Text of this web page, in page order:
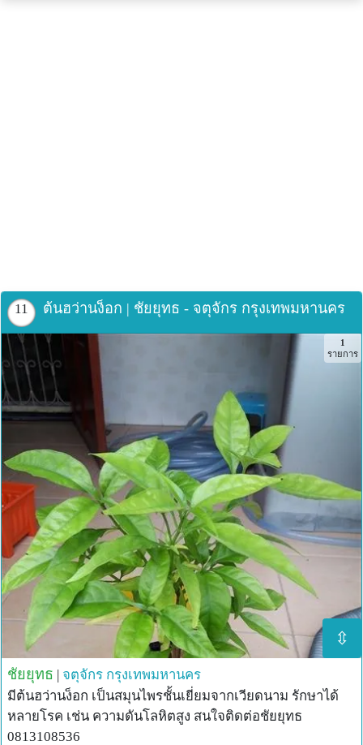
4. รักษาอาการทางเดินอาหารไม่ปกติ
5. รักษาอาการโรคกระเพาะอาหารโรคเลือดออกในลำไส้เกี่ยว
กับกระเพาะปัสสาวะ
6. รักษาอาการคอพอกตับอักเสบ
7. รักษาอาการไตอักเสบ ปัสสาวะเป็นเลือด ปัสสาวะขุ่นข้น
8. รักษาอาการโรคมะเร็งปอด มีอาการปวดต่าง ๆ โดยไม่
ทราบสาเหตุ ให้รับประทานต่อไป 100-200 ใบ อาการจะ
9. รักษาโรคตาทุกชนิด เช่น ตาแดง ตาต้อตาห้อเลือด
10. รักษาอาการมดลูกหย่อนของหญิงคลอดบุตรใหม่ ได้ผลดี
ช่วยให้มดลูกเข้าอู่
11. รักษาโรคความดันโลหิตสูง ความดันโลหิตต่ำโรคประสาท
อ่อน ๆ (เพื่อเป็นการสนับสนุนเหตุผลโรคความดันโลหิตสูง ซึ่ง
ผู้เขียนก็เป็นจึงกินเข้าไปครั้งละ 5 ใบ เช้า-เย็น 1 วัน อาการ
หน้ามืดหนักหัวหายไป รู้สึกสบายเบาสมอง)
12. สามารถใช้กับสัตว์ได้จากเอกสารระบุว่าใช้กับไก่ชนหลัง
จากชนไก่แล้ว ต้องการให้ไก่ฟื้นจากอาการบาดเจ็บให้ไก่กิน
ใบของต้นสมุนไพรฮว่านง็อกจะฟื้นตัวได้เร็ว
รายละเอียดในการใช้รักษาแต่ละโรค
1. โรคกระเพาะอาหารเป็นแผล รับประทานครั้งละไม่เกิน 7 ใบ
วันละ 2 ครั้งรับประทานติดต่อกันไปจนครบ 50 ใบ
2. โรคเลือดออกในลำไส้ รับประทานใบสด 7-13 ใบ หรือคั้น
เอาน้ำ วันละ 2 เวลา
11 ต้นฮว่านง็อก | ชัยยุทธ - จตุจักร กรุงเทพมหานคร
⇳
1
รายการ
ชัยยุทธ | จตุจักร กรุงเทพมหานคร
มีต้นฮว่านง็อก เป็นสมุนไพรชั้นเยี่ยมจากเวียดนาม รักษาได้
หลายโรค เช่น ความดันโลหิตสูง สนใจติดต่อชัยยุทธ
0813108536